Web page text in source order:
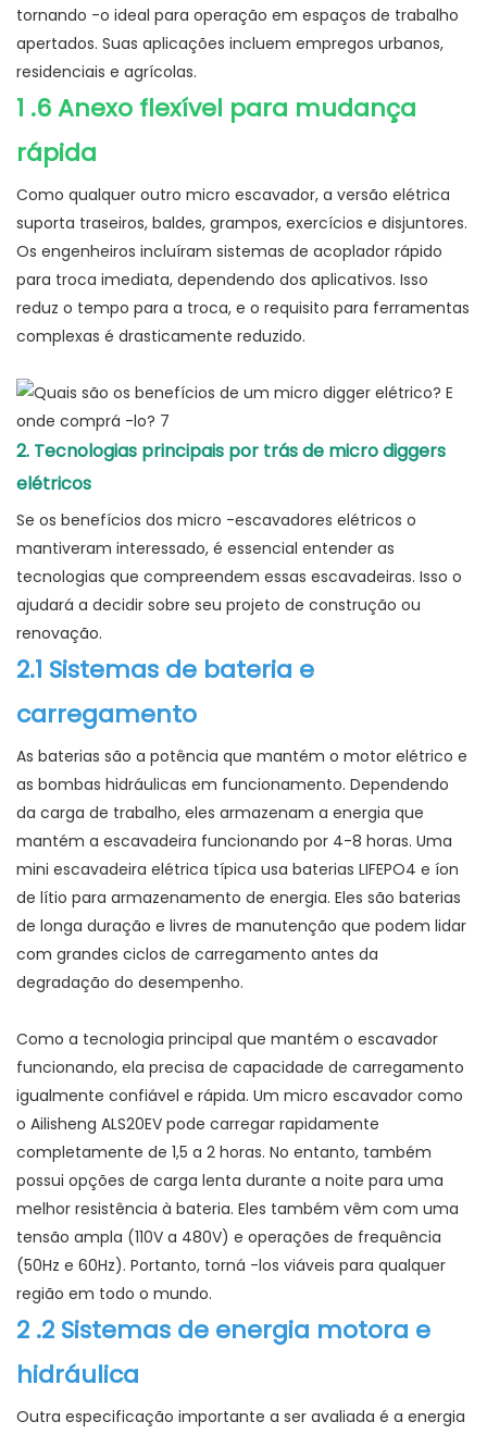
tornando -o ideal para operação em espaços de trabalho
apertados. Suas aplicações incluem empregos urbanos,
residenciais e agrícolas.
1 .6 Anexo flexível para mudança
rápida
Como qualquer outro micro escavador, a versão elétrica
suporta traseiros, baldes, grampos, exercícios e disjuntores.
Os engenheiros incluíram sistemas de acoplador rápido
para troca imediata, dependendo dos aplicativos. Isso
reduz o tempo para a troca, e o requisito para ferramentas
complexas é drasticamente reduzido.
2. Tecnologias principais por trás de micro diggers
elétricos
Se os benefícios dos micro -escavadores elétricos o
mantiveram interessado, é essencial entender as
tecnologias que compreendem essas escavadeiras. Isso o
ajudará a decidir sobre seu projeto de construção ou
renovação.
2.1 Sistemas de bateria e
carregamento
As baterias são a potência que mantém o motor elétrico e
as bombas hidráulicas em funcionamento. Dependendo
da carga de trabalho, eles armazenam a energia que
mantém a escavadeira funcionando por 4-8 horas. Uma
mini escavadeira elétrica típica usa baterias LIFEPO4 e íon
de lítio para armazenamento de energia. Eles são baterias
de longa duração e livres de manutenção que podem lidar
com grandes ciclos de carregamento antes da
degradação do desempenho.
Como a tecnologia principal que mantém o escavador
funcionando, ela precisa de capacidade de carregamento
igualmente confiável e rápida. Um micro escavador como
o Ailisheng ALS20EV pode carregar rapidamente
completamente de 1,5 a 2 horas. No entanto, também
possui opções de carga lenta durante a noite para uma
melhor resistência à bateria. Eles também vêm com uma
tensão ampla (110V a 480V) e operações de frequência
(50Hz e 60Hz). Portanto, torná -los viáveis ​​para qualquer
região em todo o mundo.
2 .2 Sistemas de energia motora e
hidráulica
Outra especificação importante a ser avaliada é a energia